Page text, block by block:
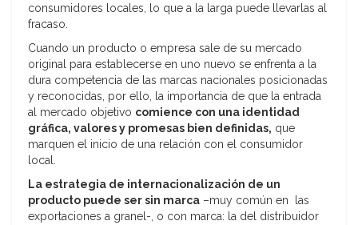
consumidores locales, lo que a la larga puede llevarlas al
fracaso.
Cuando un producto o empresa sale de su mercado
original para establecerse en uno nuevo se enfrenta a la
dura competencia de las marcas nacionales posicionadas
y reconocidas, por ello, la importancia de que la entrada
al mercado objetivo comience con una identidad
gráfica, valores y promesas bien definidas, que
marquen el inicio de una relación con el consumidor
local.
La estrategia de internacionalización de un
producto puede ser sin marca –muy común en las
exportaciones a granel-, o con marca: la del distribuidor